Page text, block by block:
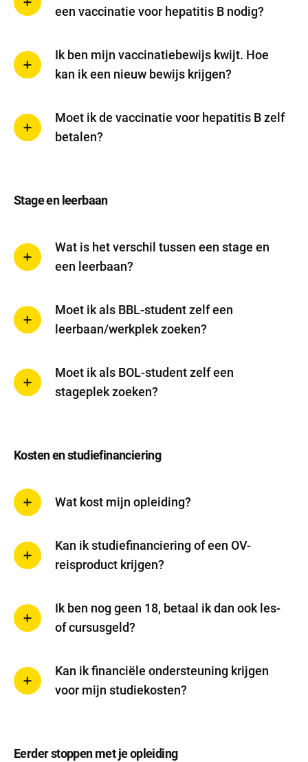
een vaccinatie voor hepatitis B nodig?
Ik ben mijn vaccinatiebewijs kwijt. Hoe
kan ik een nieuw bewijs krijgen?
Moet ik de vaccinatie voor hepatitis B zelf
betalen?
Stage en leerbaan
Wat is het verschil tussen een stage en
een leerbaan?
Moet ik als BBL-student zelf een
leerbaan/werkplek zoeken?
Moet ik als BOL-student zelf een
stageplek zoeken?
Kosten en studiefinanciering
Wat kost mijn opleiding?
Kan ik studiefinanciering of een OV-
reisproduct krijgen?
Ik ben nog geen 18, betaal ik dan ook les-
of cursusgeld?
Kan ik financiële ondersteuning krijgen
voor mijn studiekosten?
Eerder stoppen met je opleiding